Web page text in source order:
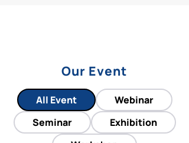
Our Event
All Event
Webinar
Seminar
Exhibition